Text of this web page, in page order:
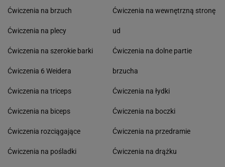
Ćwiczenia na brzuch
Ćwiczenia na plecy
Ćwiczenia na szerokie barki
Ćwiczenia 6 Weidera
Ćwiczenia na triceps
Ćwiczenia na biceps
Ćwiczenia rozciągające
Ćwiczenia na pośladki
Ćwiczenia na wewnętrzną stronę
ud
Ćwiczenia na dolne partie
brzucha
Ćwiczenia na łydki
Ćwiczenia na boczki
Ćwiczenia na przedramie
Ćwiczenia na drążku